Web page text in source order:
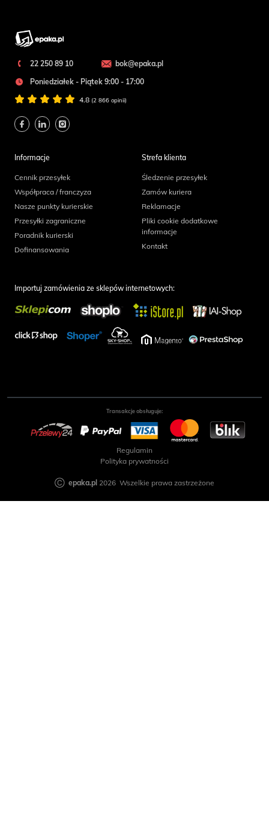
22 250 89 10
bok@epaka.pl
Poniedziałek - Piątek 9:00 - 17:00
4.8 (2 866 opinii)
Informacje
Cennik przesyłek
Współpraca / franczyza
Nasze punkty kurierskie
Przesyłki zagraniczne
Poradnik kurierski
Dofinansowania
Strefa klienta
Śledzenie przesyłek
Zamów kuriera
Reklamacje
Pliki cookie dodatkowe
informacje
Kontakt
Importuj zamówienia ze sklepów internetowych:
Transakcje obsługuje:
Regulamin
Polityka prywatności
Ⓒ epaka.pl 2026 Wszelkie prawa zastrzeżone